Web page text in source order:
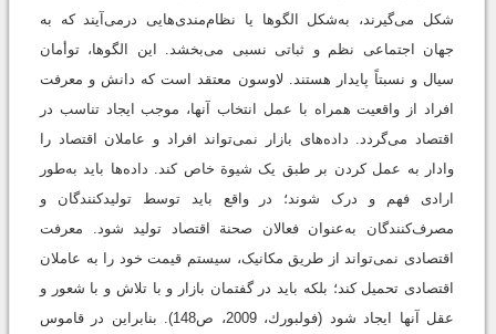
شکل می‌گیرند، به‌شکل الگوها یا نظام‌مندی‌هایی درمی‌آیند که به
جهان اجتماعی نظم و ثباتی نسبی می‌بخشد. این الگوها، توأمان
سیال و نسبتاً پایدار هستند. لاوسون معتقد است که دانش و معرفت
افراد از واقعیت همراه با عمل انتخاب آنها، موجب ایجاد تناسب در
اقتصاد می‌گردد. داده‌های بازار نمی‌تواند افراد و عاملان اقتصاد را
وادار به عمل کردن بر طبق یک شیوة خاص کند. داده‌ها باید به‌طور
ارادی فهم و درک شوند؛ در واقع باید توسط تولیدکنندگان و
مصرف‌کنندگان به‌عنوان فعالان صحنة اقتصاد تولید شود. معرفت
اقتصادی نمی‌تواند از طریق مکانیک، سیستم قیمت خود را به عاملان
اقتصادی تحمیل کند؛ بلکه باید در گفتمان بازار و با تلاش و با شعور و
عقل آنها ایجاد شود (فولبورك، 2009، ص148). بنابراین در قاموس